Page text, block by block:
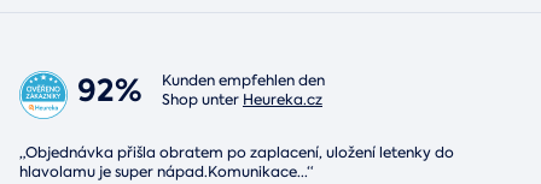
92%
Kunden empfehlen den
Shop unter Heureka.cz
„Objednávka přišla obratem po zaplacení, uložení letenky do
hlavolamu je super nápad.Komunikace...“